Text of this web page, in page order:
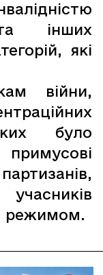
інших
які
війни,
було
учасників
режимом.